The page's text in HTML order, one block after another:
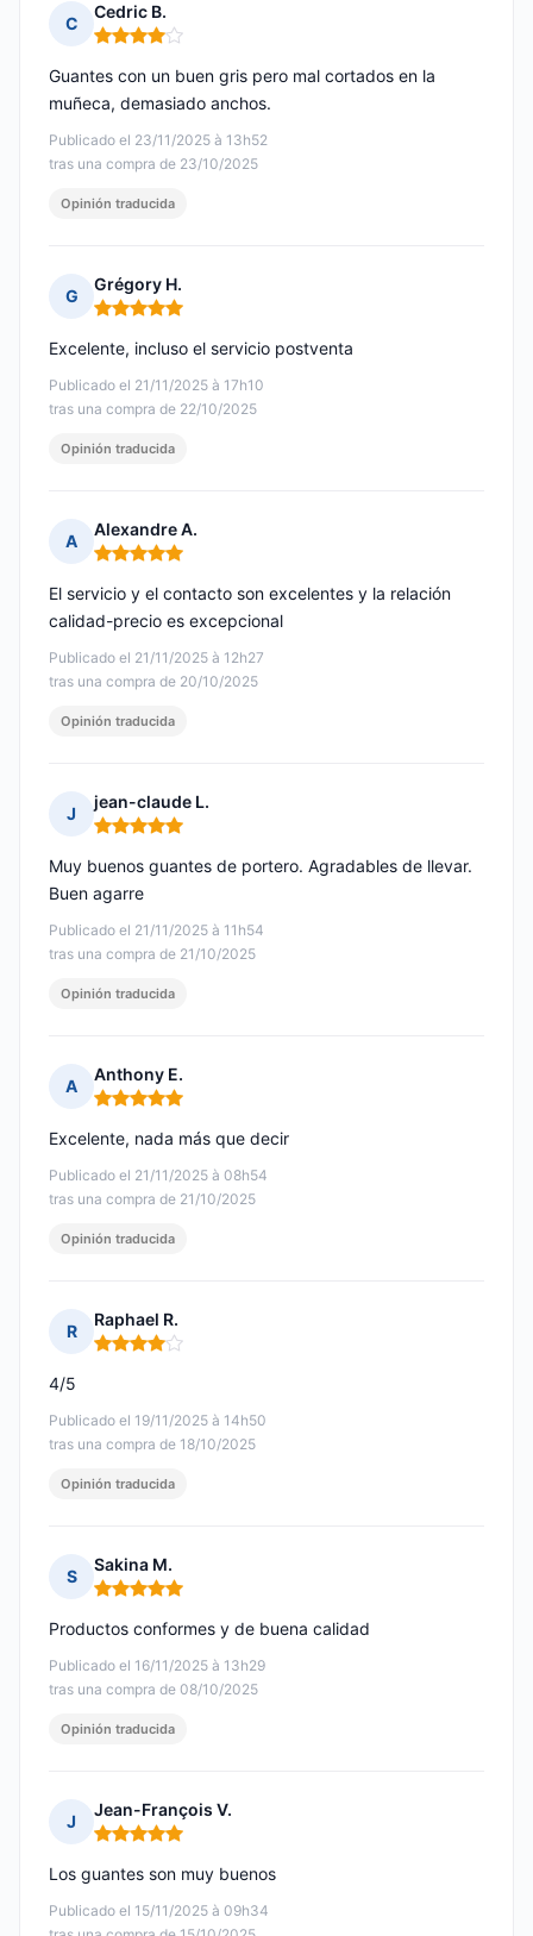
C
Cedric B.
Nota: 4 de 5
Publicado el 23/11/2025 à 13h52
tras una compra de 23/10/2025
Guantes con un buen gris pero mal cortados en la
muñeca, demasiado anchos.
Opinión traducida
G
Grégory H.
Nota: 5 de 5
Publicado el 21/11/2025 à 17h10
tras una compra de 22/10/2025
Excelente, incluso el servicio postventa
Opinión traducida
A
Alexandre A.
Nota: 5 de 5
Publicado el 21/11/2025 à 12h27
tras una compra de 20/10/2025
El servicio y el contacto son excelentes y la relación
calidad-precio es excepcional
Opinión traducida
J
jean-claude L.
Nota: 5 de 5
Publicado el 21/11/2025 à 11h54
tras una compra de 21/10/2025
Muy buenos guantes de portero. Agradables de llevar.
Buen agarre
Opinión traducida
A
Anthony E.
Nota: 5 de 5
Publicado el 21/11/2025 à 08h54
tras una compra de 21/10/2025
Excelente, nada más que decir
Opinión traducida
R
Raphael R.
Nota: 4 de 5
Publicado el 19/11/2025 à 14h50
tras una compra de 18/10/2025
4/5
Opinión traducida
S
Sakina M.
Nota: 5 de 5
Publicado el 16/11/2025 à 13h29
tras una compra de 08/10/2025
Productos conformes y de buena calidad
Opinión traducida
J
Jean-François V.
Nota: 5 de 5
Publicado el 15/11/2025 à 09h34
Los guantes son muy buenos